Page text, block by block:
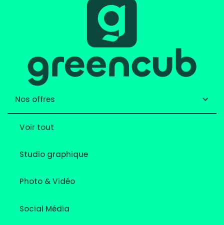
Nos offres
Voir tout
Studio graphique
Photo & Vidéo
Social Média